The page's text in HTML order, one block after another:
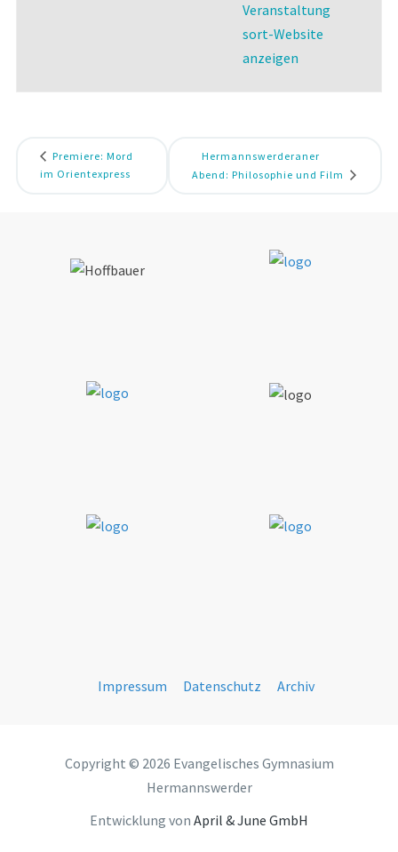
Veranstaltung
sort-Website
anzeigen
Premiere: Mord
im Orientexpress
Hermannswerderaner
Abend: Philosophie und Film
Impressum Datenschutz Archiv
Copyright © 2026 Evangelisches Gymnasium
Hermannswerder
Entwicklung von April & June GmbH